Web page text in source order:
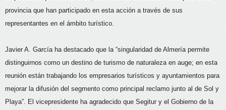
provincia que han participado en esta acción a través de sus
representantes en el ámbito turístico.
Javier A. García ha destacado que la “singularidad de Almería permite
distinguirnos como un destino de turismo de naturaleza en auge; en esta
reunión están trabajando los empresarios turísticos y ayuntamientos para
mejorar la difusión del segmento como principal reclamo junto al de Sol y
Playa”. El vicepresidente ha agradecido que Segitur y el Gobierno de la